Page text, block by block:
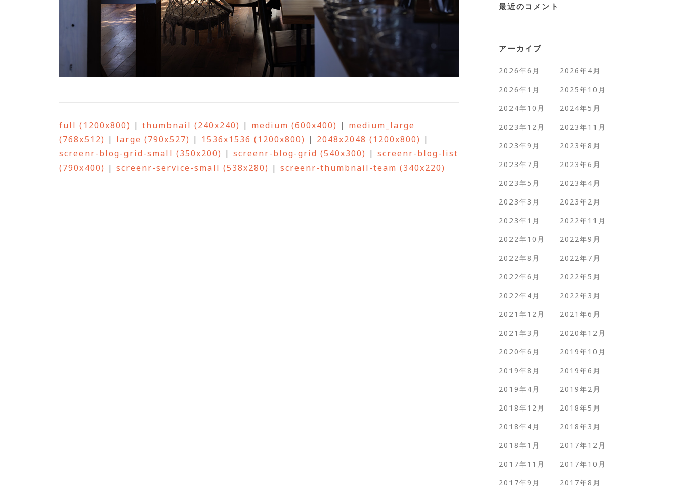
full (1200x800) | thumbnail (240x240) | medium (600x400) | medium_large
(768x512) | large (790x527) | 1536x1536 (1200x800) | 2048x2048 (1200x800) |
screenr-blog-grid-small (350x200) | screenr-blog-grid (540x300) | screenr-blog-list
(790x400) | screenr-service-small (538x280) | screenr-thumbnail-team (340x220)
最近のコメント
アーカイブ
2026年6月
2026年4月
2026年1月
2025年10月
2024年10月
2024年5月
2023年12月
2023年11月
2023年9月
2023年8月
2023年7月
2023年6月
2023年5月
2023年4月
2023年3月
2023年2月
2023年1月
2022年11月
2022年10月
2022年9月
2022年8月
2022年7月
2022年6月
2022年5月
2022年4月
2022年3月
2021年12月
2021年6月
2021年3月
2020年12月
2020年6月
2019年10月
2019年8月
2019年6月
2019年4月
2019年2月
2018年12月
2018年5月
2018年4月
2018年3月
2018年1月
2017年12月
2017年11月
2017年10月
2017年9月
2017年8月